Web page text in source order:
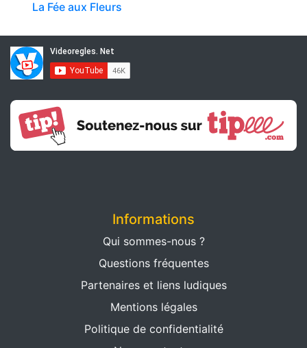
La Fée aux Fleurs
Informations
Qui sommes-nous ?
Questions fréquentes
Partenaires et liens ludiques
Mentions légales
Politique de confidentialité